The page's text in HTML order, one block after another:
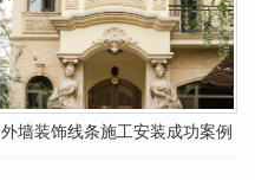
外墙装饰线条施工安装成功案例